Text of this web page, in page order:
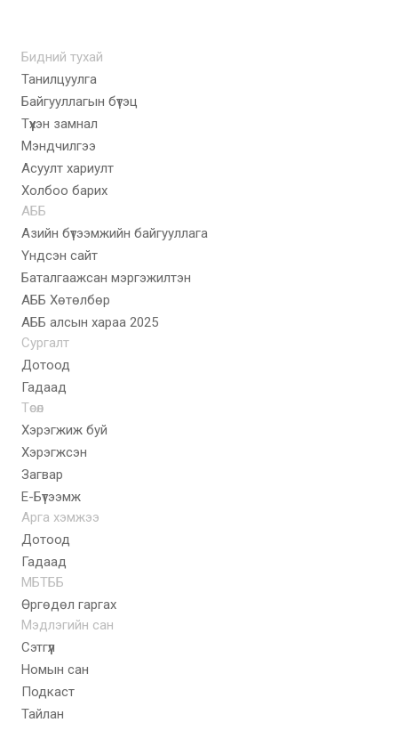
Бидний тухай
Танилцуулга
Байгууллагын бүтэц
Түүхэн замнал
Мэндчилгээ
Асуулт хариулт
Холбоо барих
АББ
Азийн бүтээмжийн байгууллага
Үндсэн сайт
Баталгаажсан мэргэжилтэн
АББ Хөтөлбөр
AББ алсын хараа 2025
Сургалт
Дотоод
Гадаад
Төсөл
Хэрэгжиж буй
Хэрэгжсэн
Загвар
E-Бүтээмж
Арга хэмжээ
Дотоод
Гадаад
МБТББ
Өргөдөл гаргах
Мэдлэгийн сан
Сэтгүүл
Номын сан
Подкаст
Тайлан